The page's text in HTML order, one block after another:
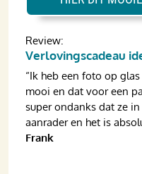
Review:
Verlovingscadeau
“Ik heb een foto op
mooi en dat voor een
super ondanks dat ze
aanrader en het is
Frank